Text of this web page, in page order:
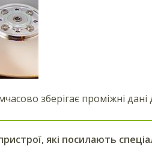
зберігає проміжні дані
які посилають